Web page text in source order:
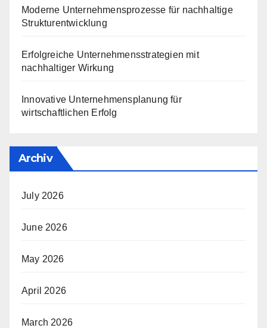
Moderne Unternehmensprozesse für nachhaltige
Strukturentwicklung
Erfolgreiche Unternehmensstrategien mit
nachhaltiger Wirkung
Innovative Unternehmensplanung für
wirtschaftlichen Erfolg
Archiv
July 2026
June 2026
May 2026
April 2026
March 2026